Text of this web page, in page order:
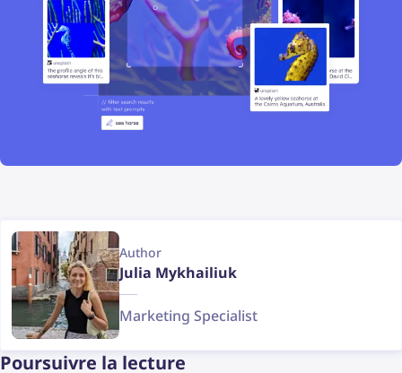
Author
Julia Mykhailiuk
Marketing Specialist
Poursuivre la lecture